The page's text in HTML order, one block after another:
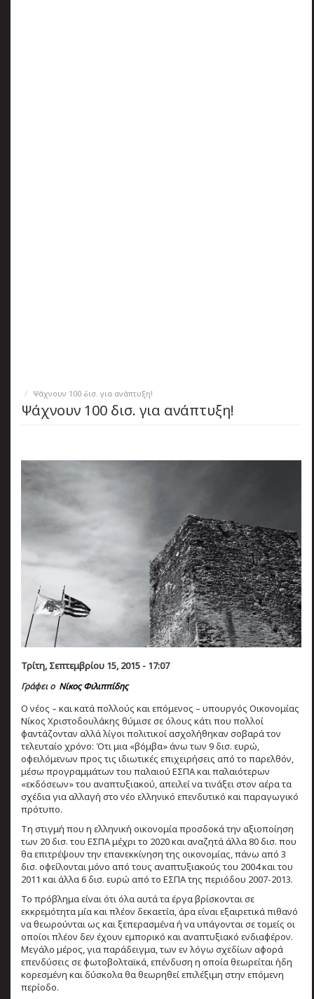
Ψάχνουν 100 δισ. για ανάπτυξη!
Ψάχνουν 100 δισ. για ανάπτυξη!
Τρίτη, Σεπτεμβρίου 15, 2015 - 17:07
Γράφει ο Νίκος Φιλιππίδης
Ο νέος – και κατά πολλούς και επόμενος – υπουργός Οικονομίας
Νίκος Χριστοδουλάκης θύμισε σε όλους κάτι που πολλοί
φαντάζονταν αλλά λίγοι πολιτικοί ασχολήθηκαν σοβαρά τον
τελευταίο χρόνο: Ότι μια «βόμβα» άνω των 9 δισ. ευρώ,
οφειλόμενων προς τις ιδιωτικές επιχειρήσεις από το παρελθόν,
μέσω προγραμμάτων του παλαιού ΕΣΠΑ και παλαιότερων
«εκδόσεων» του αναπτυξιακού, απειλεί να τινάξει στον αέρα τα
σχέδια για αλλαγή στο νέο ελληνικό επενδυτικό και παραγωγικό
πρότυπο.
Τη στιγμή που η ελληνική οικονομία προσδοκά την αξιοποίηση
των 20 δισ. του ΕΣΠΑ μέχρι το 2020 και αναζητά άλλα 80 δισ. που
θα επιτρέψουν την επανεκκίνηση της οικονομίας, πάνω από 3
δισ. οφείλονται μόνο από τους αναπτυξιακούς του 2004 και του
2011 και άλλα 6 δισ. ευρώ από το ΕΣΠΑ της περιόδου 2007-2013.
Το πρόβλημα είναι ότι όλα αυτά τα έργα βρίσκονται σε
εκκρεμότητα μία και πλέον δεκαετία, άρα είναι εξαιρετικά πιθανό
να θεωρούνται ως και ξεπερασμένα ή να υπάγονται σε τομείς οι
οποίοι πλέον δεν έχουν εμπορικό και αναπτυξιακό ενδιαφέρον.
Μεγάλο μέρος, για παράδειγμα, των εν λόγω σχεδίων αφορά
επενδύσεις σε φωτοβολταϊκά, επένδυση η οποία θεωρείται ήδη
κορεσμένη και δύσκολα θα θεωρηθεί επιλέξιμη στην επόμενη
περίοδο.